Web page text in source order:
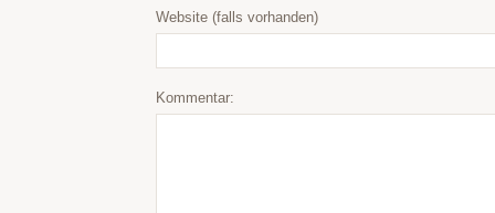
Website (falls vorhanden)
Kommentar: